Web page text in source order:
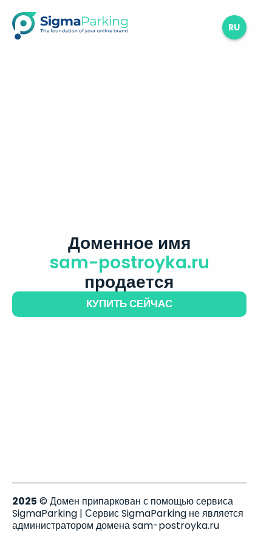
RU
Доменное имя
sam-postroyka.ru
продается
КУПИТЬ СЕЙЧАС
2025 © Домен припаркован с помощью сервиса
SigmaParking | Сервис SigmaParking не является
администратором домена sam-postroyka.ru